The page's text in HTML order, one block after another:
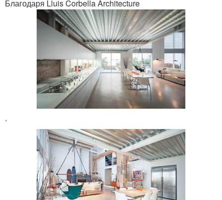
Благодаря Lluis Corbella Architecture
.